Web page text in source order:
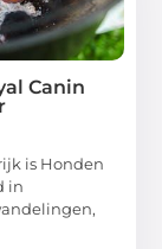
Canin
is Honden
in